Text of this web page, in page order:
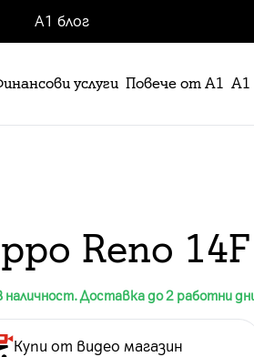
А1 блог
услуги Повече от А1 А1
Reno
наличност. Доставка до 2 работни
Купи от видео магазин